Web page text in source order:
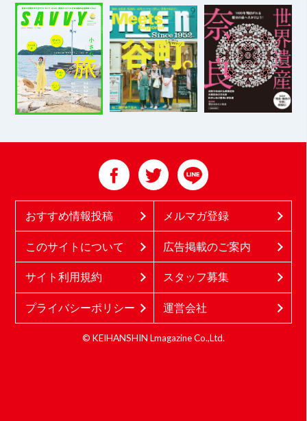
おすすめ情報投稿 メルマガ登録
このサイトについて 広告掲載のご案内
サイト利用規約 スタッフ募集
プライバシーポリシー 運営会社
© KEIHANSHIN Lmagazine Co.,Ltd.